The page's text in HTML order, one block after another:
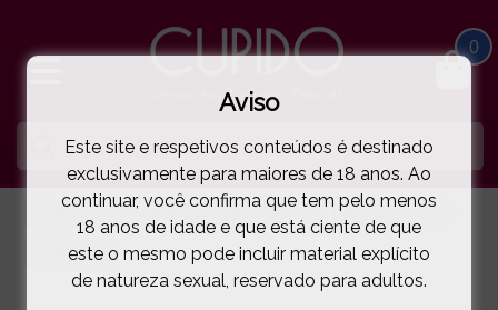
0
LINGERIE E ROUPA MULHER FANTASIAS OUSADAS
OBSESSIVE FANTASIA ENFERMEIRA( 5-7108E )
Aviso
Este site e respetivos conteúdos é destinado
exclusivamente para maiores de 18 anos. Ao
continuar, você confirma que tem pelo menos
18 anos de idade e que está ciente de que
este o mesmo pode incluir material explícito
de natureza sexual, reservado para adultos.